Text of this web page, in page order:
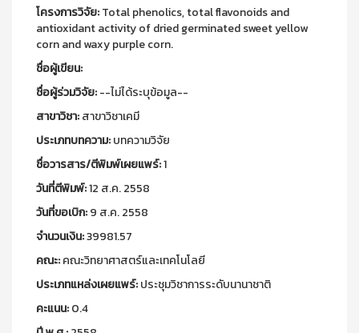
โครงการวิจัย:Total phenolics, total flavonoids and
antioxidant activity of dried germinated sweet yellow
corn and waxy purple corn.
ชื่อผู้เขียน:
ชื่อผู้ร่วมวิจัย:--ไม่ได้ระบุข้อมูล--
สาขาวิชา:สาขาวิชาเคมี
ประเภทบทความ:บทความวิจัย
ชื่อวารสาร/ตีพิมพ์เผยแพร์:1
วันที่ตีพิมพ์:12 ส.ค. 2558
วันที่ขอเบิก:9 ส.ค. 2558
จำนวนเงิน:39981.57
คณะ:คณะวิทยาศาสตร์และเทคโนโลยี
ประเภทแหล่งเผยแพร์:ประชุมวิชาการระดับนานาชาติ
คะแนน:0.4